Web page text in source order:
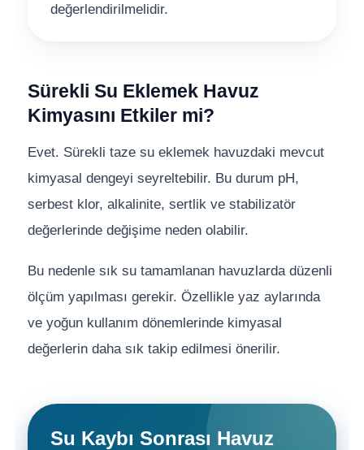
değerlendirilmelidir.
Sürekli Su Eklemek Havuz
Kimyasını Etkiler mi?
Evet. Sürekli taze su eklemek havuzdaki mevcut
kimyasal dengeyi seyreltebilir. Bu durum pH,
serbest klor, alkalinite, sertlik ve stabilizatör
değerlerinde değişime neden olabilir.
Bu nedenle sık su tamamlanan havuzlarda düzenli
ölçüm yapılması gerekir. Özellikle yaz aylarında
ve yoğun kullanım dönemlerinde kimyasal
değerlerin daha sık takip edilmesi önerilir.
Su Kaybı Sonrası Havuz